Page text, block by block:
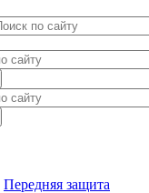
Передняя защита